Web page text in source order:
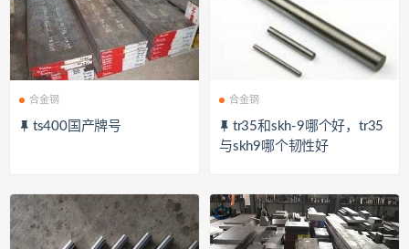
合金钢
ts400国产牌号
合金钢
tr35和skh-9哪个好，tr35
与skh9哪个韧性好